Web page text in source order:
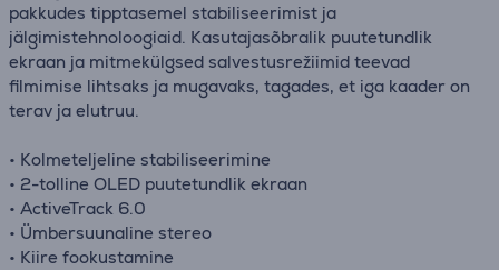
pakkudes tipptasemel stabiliseerimist ja
jälgimistehnoloogiaid. Kasutajasõbralik puutetundlik
ekraan ja mitmekülgsed salvestusrežiimid teevad
filmimise lihtsaks ja mugavaks, tagades, et iga kaader on
terav ja elutruu.
• Kolmeteljeline stabiliseerimine
• 2-tolline OLED puutetundlik ekraan
• ActiveTrack 6.0
• Ümbersuunaline stereo
• Kiire fookustamine